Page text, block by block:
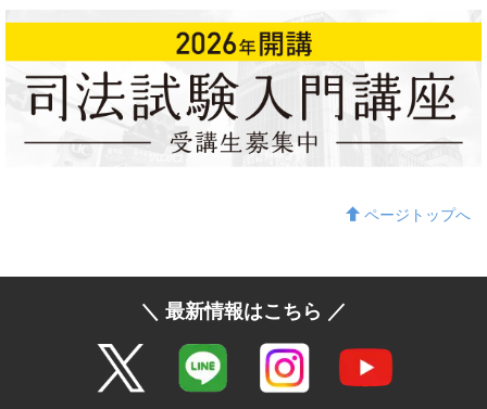
ページトップへ
＼ 最新情報はこちら ／